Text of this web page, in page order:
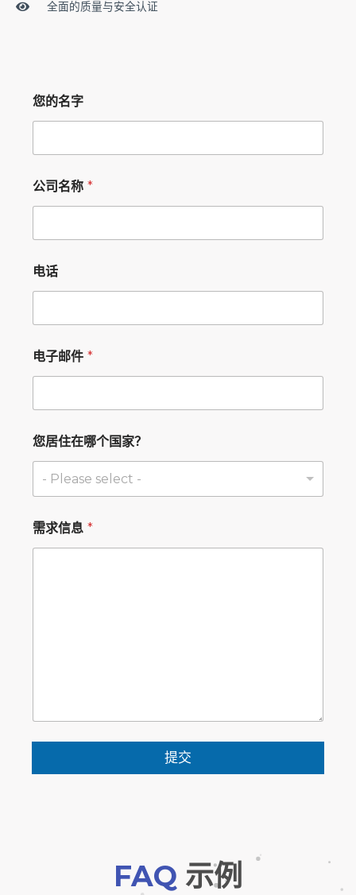
全面的质量与安全认证
您的名字
公司名称 *
电话
电子邮件 *
您居住在哪个国家？
- Please select -
需求信息 *
提交
FAQ 示例